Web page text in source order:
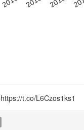
t.co/L6Czos1ks1